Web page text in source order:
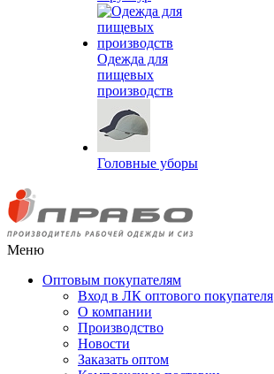
Одежда для
пищевых
производств
Головные уборы
Меню
Оптовым покупателям
Вход в ЛК оптового покупателя
О компании
Производство
Новости
Заказать оптом